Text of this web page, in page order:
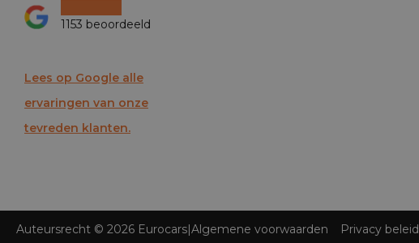
1153 beoordeeld
Lees op Google alle
ervaringen van onze
tevreden klanten.
Auteursrecht © 2026 Eurocars|Algemene voorwaarden Privacy beleid